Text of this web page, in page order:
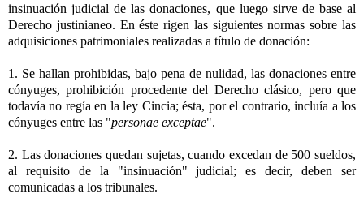
insinuación judicial de las donaciones, que luego sirve de base al
Derecho justinianeo. En éste rigen las siguientes normas sobre las
adquisiciones patrimoniales realizadas a título de donación:
1. Se hallan prohibidas, bajo pena de nulidad, las donaciones entre
cónyuges, prohibición procedente del Derecho clásico, pero que
todavía no regía en la ley Cincia; ésta, por el contrario, incluía a los
cónyuges entre las "personae exceptae".
2. Las donaciones quedan sujetas, cuando excedan de 500 sueldos,
al requisito de la "insinuación" judicial; es decir, deben ser
comunicadas a los tribunales.